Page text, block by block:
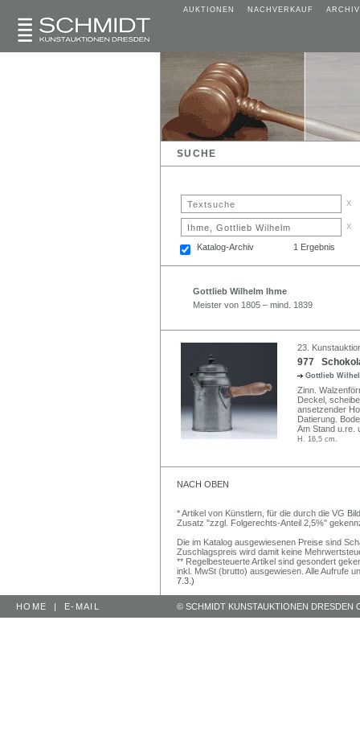
AUKTIONEN NACHVERKAUF ARCHIV
SUCHE
x
x
Katalog-Archiv 1 Ergebnis
Gottlieb Wilhelm Ihme
Meister von 1805 – mind. 1839
23.
977
Gottlieb
Zinn.
Deckel,
ansetzender
Datierung.
Am Stand u.re.
H. 16,5 cm.
NACH OBEN
* Artikel von Künstlern, für die durch die VG
Zusatz "zzgl. Folgerechts-Anteil 2,5%"
Die im Katalog ausgewiesenen Preise sind
Zuschlagspreis wird damit keine
** Regelbesteuerte Artikel sind gesondert
inkl. MwSt (brutto) ausgewiesen. Alle Aufrufe
7.3.)
HOME | E-MAIL © SCHMIDT KUNSTAUKTIONEN DRESDEN